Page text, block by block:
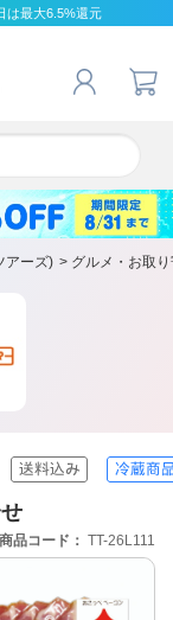
は最大6.5%還元
アーズ) > グルメ・お取
商品コード TT-26L111